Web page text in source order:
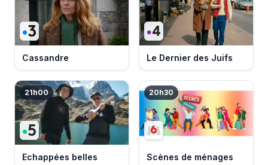
Cassandre Le Dernier des Juifs
21h00
Echappées belles
20h30
Scènes de ménages